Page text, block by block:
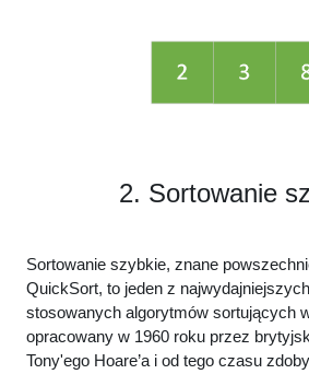
2. Sortowanie
Sortowanie szybkie, znane
QuickSort, to jeden z
stosowanych algorytmów sortujących
opracowany w 1960 roku przez
Tony'ego Hoare’a i od tego czasu